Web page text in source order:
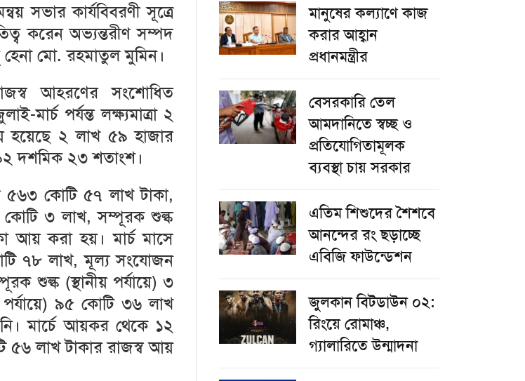
সভার কার্যবিবরণী সূত্রে
করেন অভ্যন্তরীণ সম্পদ
মো. রহমাতুল মুমিন।
আহরণের সংশোধিত
মার্চ পর্যন্ত লক্ষ্যমাত্রা ২
হয়েছে ২ লাখ ৫৯ হাজার
৯২ দশমিক ২৩ শতাংশ।
৫৬৩ কোটি ৫৭ লাখ টাকা,
৩ লাখ, সম্পূরক শুল্ক
আয় করা হয়। মার্চ মাসে
৭৮ লাখ, মূল্য সংযোজন
শুল্ক (স্থানীয় পর্যায়ে) ৩
৯৫ কোটি ৩৬ লাখ
মার্চে আয়কর থেকে ১২
৫৬ লাখ টাকার রাজস্ব আয়
মানুষের কল্যাণে কাজ
করার আহ্বান
প্রধানমন্ত্রীর
বেসরকারি তেল
আমদানিতে স্বচ্ছ ও
প্রতিযোগিতামূলক
ব্যবস্থা চায় সরকার
এতিম শিশুদের শৈশবে
আনন্দের রং ছড়াচ্ছে
এবিজি ফাউন্ডেশন
জুলকান বিটডাউন ০২:
রিংয়ে রোমাঞ্চ,
গ্যালারিতে উন্মাদনা